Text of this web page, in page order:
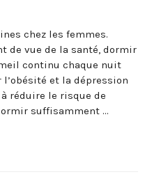
chez les femmes.
de vue de la santé, dormir
continu chaque nuit
et la dépression
réduire le risque de
suffisamment …